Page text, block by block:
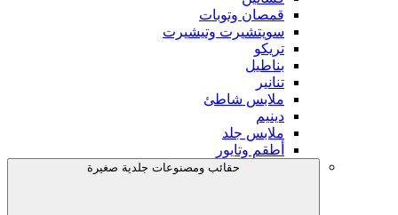
قمصان وتوبات
سويتشيرت وتيشيرت
تريكو
بناطيل
تنانير
ملابس شاطئ
دينيم
ملابس جلد
أطقم وتايور
حقائب ومصنوعات جلدية صغيرة